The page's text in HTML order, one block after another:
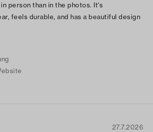
person than in the photos. It's
feels durable, and has a beautiful design
casual and dressy outfits. I've already
highly recommend it to anyone looking
made bracelet.
27.7.2026